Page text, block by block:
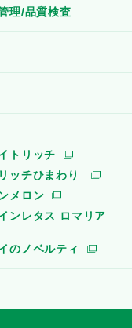
理/品質検査
トリッチ
ッチひまわり
メロン
ンレタス ロマリア
のノベルティ